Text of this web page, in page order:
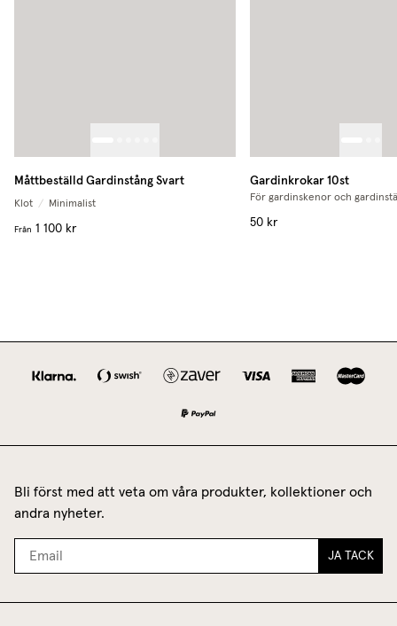
Måttbeställd Gardinstång Svart
Klot / Minimalist
Från 1 100 kr
Gardinkrokar 10st
För gardinskenor och
50 kr
Bli först med att veta om våra produkter, kollektioner och
andra nyheter.
JA TACK